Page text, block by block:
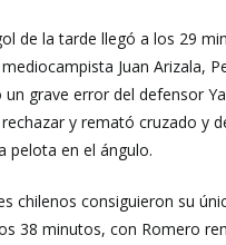
de la tarde llegó a los 29
Juan Arizala,
grave error del defensor
y remató cruzado y
pelota en el ángulo.
chilenos consiguieron su
38 minutos, con Romero